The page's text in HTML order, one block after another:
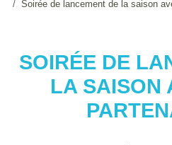
Soirée de lancement de la saison
SOIRÉE DE
LA SAISON